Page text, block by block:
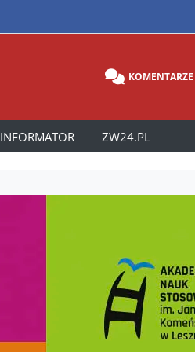
KOMENTARZE
INFORMATOR ZW24.PL